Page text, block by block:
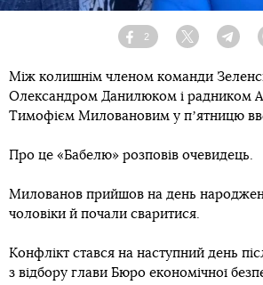
Facebook
2
Twitter
Між колишнім членом команди
Олександром Данилюком і радником
Тимофієм Миловановим у пʼятницю
Про це «Бабелю» розповів очевидець.
Милованов прийшов на день
чоловіки й почали сваритися.
Конфлікт стався на наступний день
з відбору глави Бюро економічної